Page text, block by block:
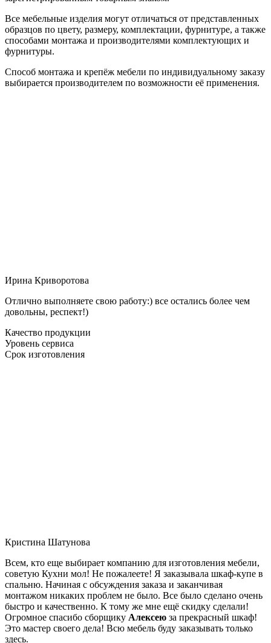
Все мебельные изделия могут отличаться от представленных
образцов по цвету, размеру, комплектации, фурнитуре, а также
способами монтажа и производителями комплектующих и
фурнитуры.
Способ монтажа и крепёж мебели по индивидуальному заказу
выбирается производителем по возможности её применения.
Ирина Криворотова
Отлично выполняете свою работу:) все остались более чем
довольны, респект!)
Качество продукции
Уровень сервиса
Срок изготовления
Кристина Шатунова
Всем, кто еще выбирает компанию для изготовления мебели,
советую Кухни мол! Не пожалеете! Я заказывала шкаф-купе в
спальню. Начиная с обсуждения заказа и заканчивая
монтажом никаких проблем не было. Все было сделано очень
быстро и качественно. К тому же мне ещё скидку сделали!
Огромное спасибо сборщику Алексею за прекрасный шкаф!
Это мастер своего дела! Всю мебель буду заказывать только
здесь.